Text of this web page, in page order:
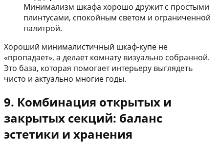
Минимализм шкафа хорошо дружит с простыми
плинтусами, спокойным светом и ограниченной
палитрой.
Хороший минималистичный шкаф-купе не
«пропадает», а делает комнату визуально собранной.
Это база, которая помогает интерьеру выглядеть
чисто и актуально многие годы.
9. Комбинация открытых и
закрытых секций: баланс
эстетики и хранения